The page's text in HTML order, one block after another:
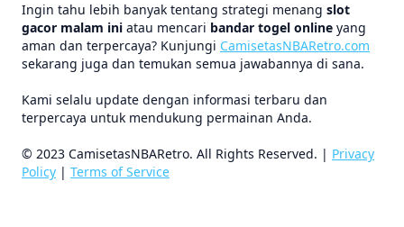
Ingin tahu lebih banyak tentang strategi menang slot
gacor malam ini atau mencari bandar togel online yang
aman dan terpercaya? Kunjungi CamisetasNBARetro.com
sekarang juga dan temukan semua jawabannya di sana.
Kami selalu update dengan informasi terbaru dan
terpercaya untuk mendukung permainan Anda.
© 2023 CamisetasNBARetro. All Rights Reserved. | Privacy
Policy | Terms of Service